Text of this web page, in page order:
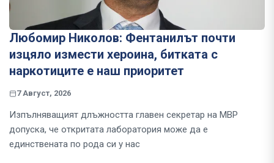
Любомир Николов: Фентанилът почти
изцяло измести хероина, битката с
наркотиците е наш приоритет
7 Август, 2026
Изпълняващият длъжността главен секретар на МВР
допуска, че откритата лаборатория може да е
единствената по рода си у нас